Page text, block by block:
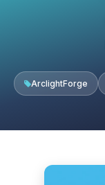
ArclightForge